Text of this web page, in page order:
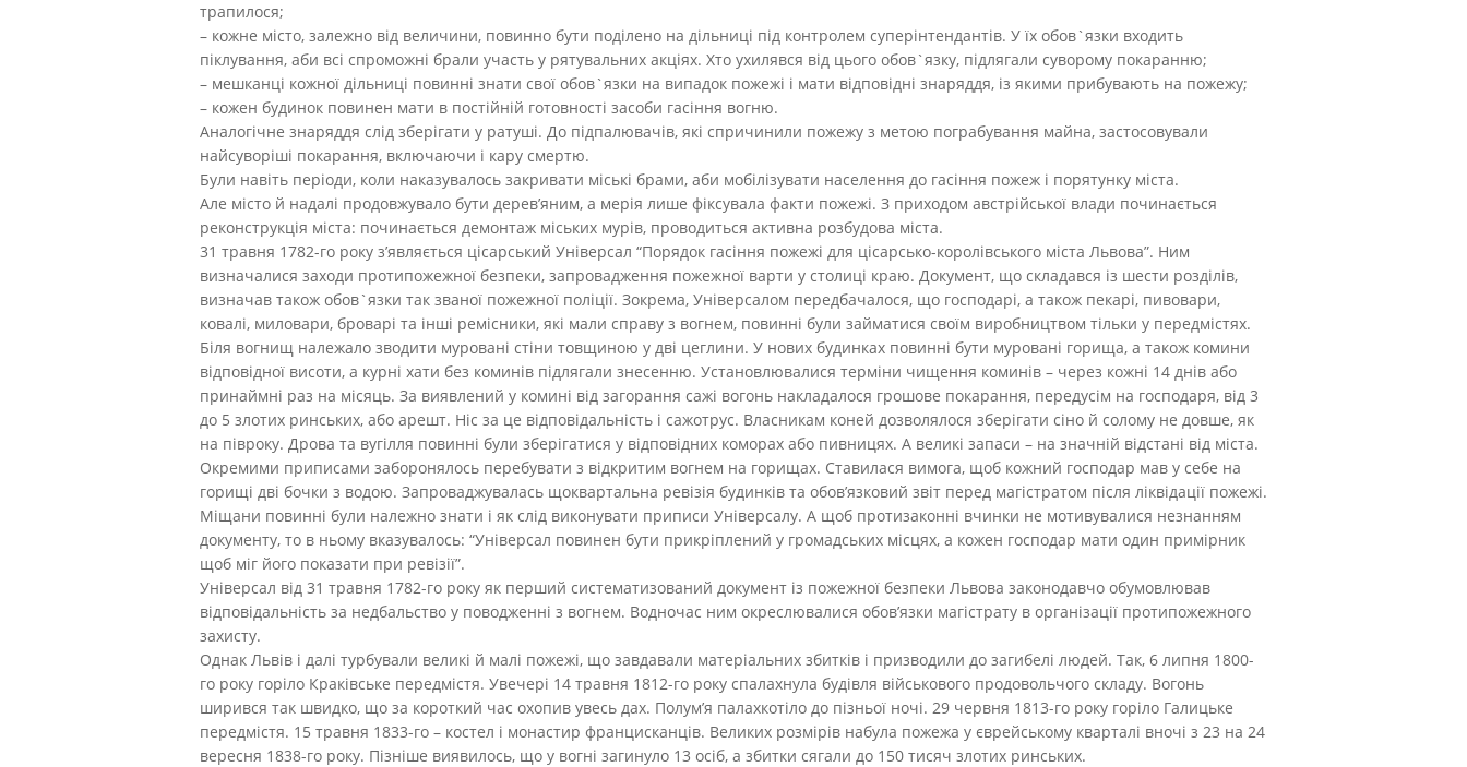
трапилося;
– кожне місто, залежно від величини, повинно бути поділено на дільниці під контролем суперінтендантів. У їх обов`язки входить
піклування, аби всі спроможні брали участь у рятувальних акціях. Хто ухилявся від цього обов`язку, підлягали суворому покаранню;
– мешканці кожної дільниці повинні знати свої обов`язки на випадок пожежі і мати відповідні знаряддя, із якими прибувають на пожежу;
– кожен будинок повинен мати в постійній готовності засоби гасіння вогню.
Аналогічне знаряддя слід зберігати у ратуші. До підпалювачів, які спричинили пожежу з метою пограбування майна, застосовували
найсуворіші покарання, включаючи і кару смертю.
Були навіть періоди, коли наказувалось закривати міські брами, аби мобілізувати населення до гасіння пожеж і порятунку міста.
Але місто й надалі продовжувало бути дерев’яним, а мерія лише фіксувала факти пожежі. З приходом австрійської влади починається
реконструкція міста: починається демонтаж міських мурів, проводиться активна розбудова міста.
31 травня 1782-го року з’являється цісарський Універсал “Порядок гасіння пожежі для цісарсько-королівського міста Львова”. Ним
визначалися заходи протипожежної безпеки, запровадження пожежної варти у столиці краю. Документ, що складався із шести розділів,
визначав також обов`язки так званої пожежної поліції. Зокрема, Універсалом передбачалося, що господарі, а також пекарі, пивовари,
ковалі, миловари, броварі та інші ремісники, які мали справу з вогнем, повинні були займатися своїм виробництвом тільки у передмістях.
Біля вогнищ належало зводити муровані стіни товщиною у дві цеглини. У нових будинках повинні бути муровані горища, а також комини
відповідної висоти, а курні хати без коминів підлягали знесенню. Установлювалися терміни чищення коминів – через кожні 14 днів або
принаймні раз на місяць. За виявлений у комині від загорання сажі вогонь накладалося грошове покарання, передусім на господаря, від 3
до 5 злотих ринських, або арешт. Ніс за це відповідальність і сажотрус. Власникам коней дозволялося зберігати сіно й солому не довше, як
на півроку. Дрова та вугілля повинні були зберігатися у відповідних коморах або пивницях. А великі запаси – на значній відстані від міста.
Окремими приписами заборонялось перебувати з відкритим вогнем на горищах. Ставилася вимога, щоб кожний господар мав у себе на
горищі дві бочки з водою. Запроваджувалась щоквартальна ревізія будинків та обов’язковий звіт перед магістратом після ліквідації пожежі.
Міщани повинні були належно знати і як слід виконувати приписи Універсалу. А щоб протизаконні вчинки не мотивувалися незнанням
документу, то в ньому вказувалось: “Універсал повинен бути прикріплений у громадських місцях, а кожен господар мати один примірник
щоб міг його показати при ревізії”.
Універсал від 31 травня 1782-го року як перший систематизований документ із пожежної безпеки Львова законодавчо обумовлював
відповідальність за недбальство у поводженні з вогнем. Водночас ним окреслювалися обов’язки магістрату в організації протипожежного
захисту.
Однак Львів і далі турбували великі й малі пожежі, що завдавали матеріальних збитків і призводили до загибелі людей. Так, 6 липня 1800-
го року горіло Краківське передмістя. Увечері 14 травня 1812-го року спалахнула будівля військового продовольчого складу. Вогонь
ширився так швидко, що за короткий час охопив увесь дах. Полум’я палахкотіло до пізньої ночі. 29 червня 1813-го року горіло Галицьке
передмістя. 15 травня 1833-го – костел і монастир францисканців. Великих розмірів набула пожежа у єврейському кварталі вночі з 23 на 24
вересня 1838-го року. Пізніше виявилось, що у вогні загинуло 13 осіб, а збитки сягали до 150 тисяч злотих ринських.